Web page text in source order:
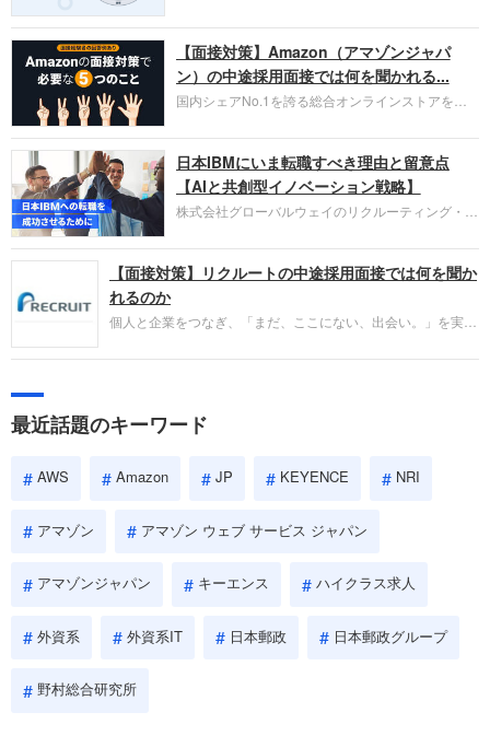
お勧めするイチオシ企業をご紹介します。今回はク
ラウド型CRMプラットフォームを提供する
HubSpot Japan（ハブスポット・ジャパン）株式会
社です。採用面接対策の企業研究にご活用くださ
い。
【面接対策】Amazon（アマゾンジャパ
ン）の中途採用面接では何を聞かれる...
国内シェアNo.1を誇る総合オンラインストアを運
圧倒的な存在感を持つAmazon。中途採用面接では
過去の具体的な業務成果やリーダーシップの発揮、
失敗からの学びが重視され、人間性やカルチャーフ
ィットも評価対象となり、長期的に成長できる仲間
であるかを多角的に審査されます。
日本IBMにいま転職すべき理由と留意点
【AIと共創型イノベーション戦略】
株式会社グローバルウェイのリクルーティング・パ
パーソンが利用する企業口コミサイト「キャリコ
ネ」の転職エージェントがお勧めするイチオシ企業
IBMです。採用面接対策の企業研究にご活用くださ
い。
【面接対策】リクルートの中途採用面接では何を聞か
れるのか
個人と企業をつなぎ、「まだ、ここにない、出会い。」を実現
やこれまでの成果を具体的に問われるほか、「人間性」も評価
しょう。
最近話題のキーワード
AWS Amazon JP KEYENCE NRI
アマゾン アマゾン ウェブ サービス ジャパン
アマゾンジャパン キーエンス ハイクラス求人
外資系 外資系IT 日本郵政 日本郵政グループ
野村総合研究所